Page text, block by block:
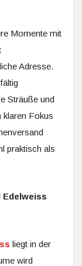
Momente mit
Adresse.
Sträuße und
klaren Fokus
praktisch als
Edelweiss
liegt in der
wird